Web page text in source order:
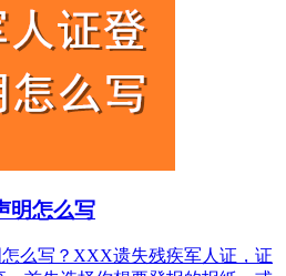
明怎么写
么写？XXX遗失残疾军人证，证